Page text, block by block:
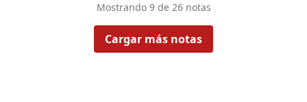
Mostrando 9de 26notas
Cargar más notas